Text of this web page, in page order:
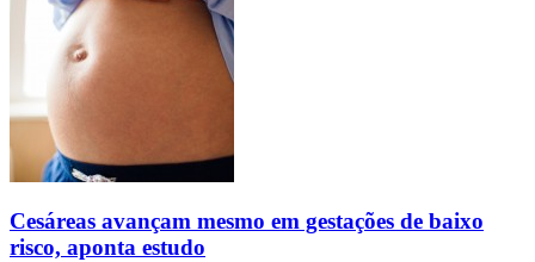
Cesáreas avançam mesmo em gestações de baixo
risco, aponta estudo